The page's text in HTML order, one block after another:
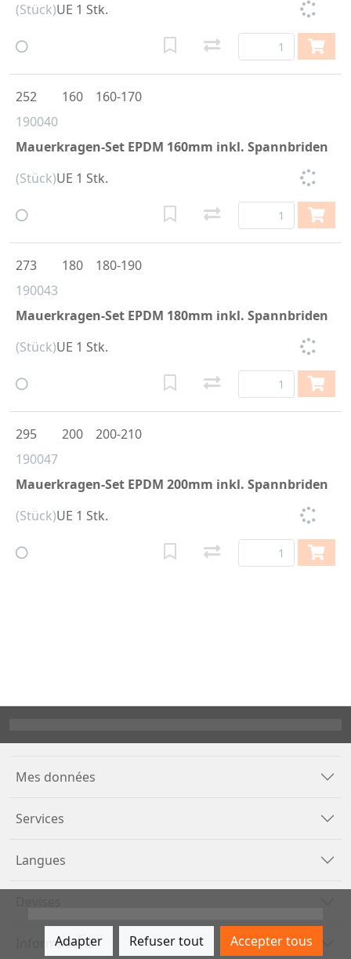
(Stück)UE 1 Stk.
190040
Mauerkragen-Set EPDM 160mm inkl. Spannbriden
252 160 160-170
(Stück)UE 1 Stk.
190043
Mauerkragen-Set EPDM 180mm inkl. Spannbriden
273 180 180-190
(Stück)UE 1 Stk.
190047
Mauerkragen-Set EPDM 200mm inkl. Spannbriden
295 200 200-210
(Stück)UE 1 Stk.
Mes données
Services
Langues
Informations
Adapter Refuser tout Accepter tous